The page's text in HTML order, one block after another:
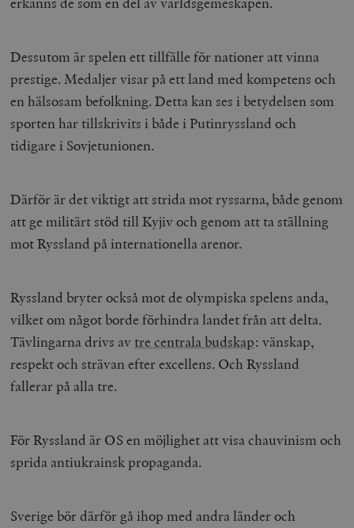
Dessutom är spelen ett tillfälle för nationer att vinna
prestige. Medaljer visar på ett land med kompetens och
en hälsosam befolkning. Detta kan ses i betydelsen som
sporten har tillskrivits i både i Putinryssland och
tidigare i Sovjetunionen.
Därför är det viktigt att strida mot ryssarna, både genom
att ge militärt stöd till Kyjiv och genom att ta ställning
mot Ryssland på internationella arenor.
Ryssland bryter också mot de olympiska spelens anda,
vilket om något borde förhindra landet från att delta.
Tävlingarna drivs av tre centrala budskap: vänskap,
respekt och strävan efter excellens. Och Ryssland
fallerar på alla tre.
För Ryssland är OS en möjlighet att visa chauvinism och
sprida antiukrainsk propaganda.
Sverige bör därför gå ihop med andra länder och